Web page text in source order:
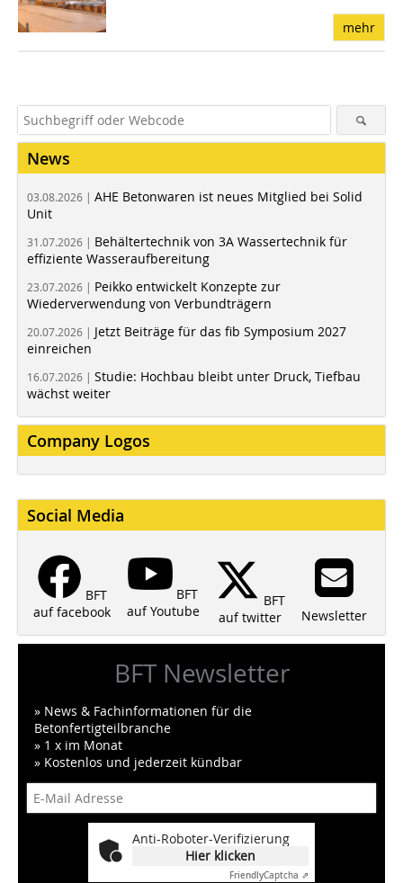
mehr
News
03.08.2026 | AHE Betonwaren ist neues Mitglied bei Solid
Unit
31.07.2026 | Behältertechnik von 3A Wassertechnik für
effiziente Wasseraufbereitung
23.07.2026 | Peikko entwickelt Konzepte zur
Wiederverwendung von Verbundträgern
20.07.2026 | Jetzt Beiträge für das fib Symposium 2027
einreichen
16.07.2026 | Studie: Hochbau bleibt unter Druck, Tiefbau
wächst weiter
Company Logos
Social Media
BFT
auf facebook
BFT
auf Youtube
BFT
auf twitter
Newsletter
BFT Newsletter
» News & Fachinformationen für die
Betonfertigteilbranche
» 1 x im Monat
» Kostenlos und jederzeit kündbar
Anti-Roboter-Verifizierung
Hier klicken
FriendlyCaptcha ⇗